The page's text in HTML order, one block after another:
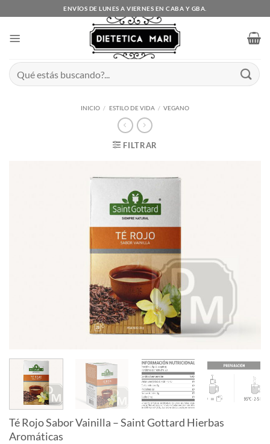
al
ENVÍOS DE LUNES A VIERNES EN CABA Y GBA.
Buscar
por:
INICIO / ESTILO DE VIDA / VEGANO
FILTRAR
Té Rojo Sabor Vainilla – Saint Gottard Hierbas
Aromáticas